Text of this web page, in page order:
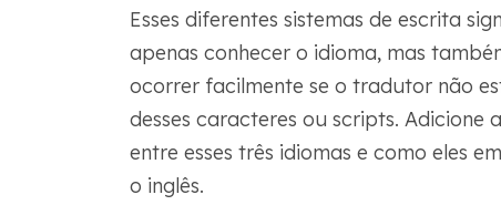
Esses diferentes sistemas de escrita
apenas conhecer o idioma, mas
ocorrer facilmente se o tradutor não
desses caracteres ou scripts.
entre esses três idiomas e como eles
o inglês.